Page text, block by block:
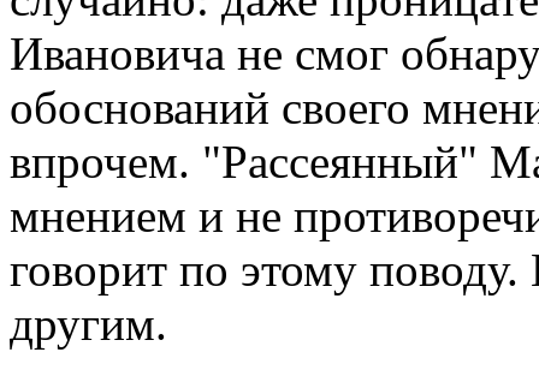
Ивановича не смог
обоснований своего
впрочем. "Рассеянный"
мнением и не
говорит по этому
другим.